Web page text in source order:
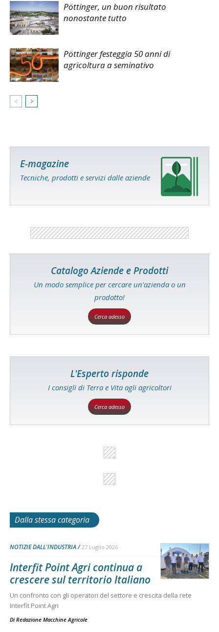
Pöttinger, un buon risultato
nonostante tutto
Pöttinger festeggia 50 anni di
agricoltura a seminativo
E-magazine
Tecniche, prodotti e servizi dalle aziende
Catalogo Aziende e Prodotti
Un modo semplice per cercare un'azienda o un
prodotto!
Cerca adesso
L'Esperto risponde
I consigli di Terra e Vita agli agricoltori
Cerca adesso
Dalla stessa categoria
NOTIZIE DALL'INDUSTRIA 27 Luglio 2026
Interfit Point Agri continua a
crescere sul territorio Italiano
Un confronto con gli operatori del settore e crescita della rete
Interfit Point Agri
Di Redazione Macchine Agricole